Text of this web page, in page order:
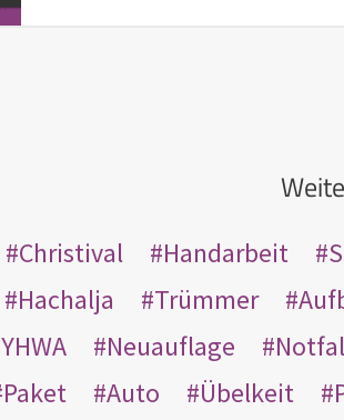
Christival Handarbeit
Hachalja
Trümmer
YHWA
Neuauflage
Paket
Auto Übelkeit